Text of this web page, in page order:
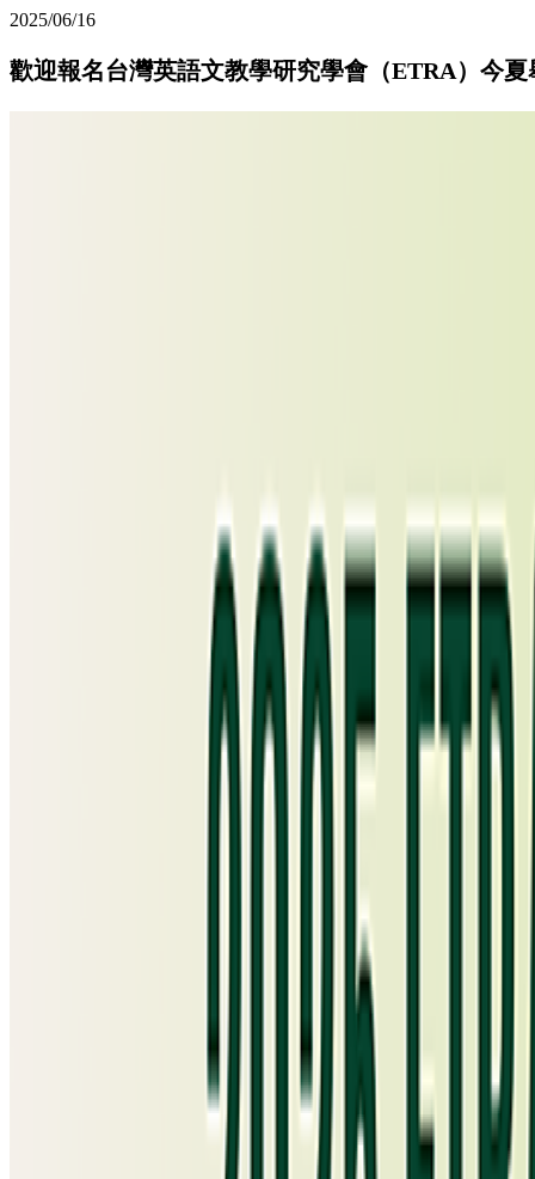
2025/06/16
歡迎報名台灣英語文教學研究學會（ETRA）今